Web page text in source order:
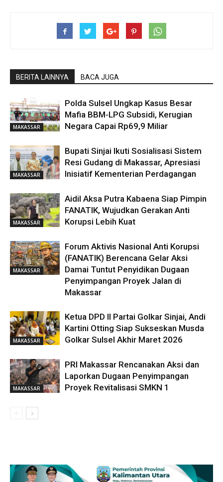
BERITA LAINNYA BACA JUGA
MAKASSAR
Polda Sulsel Ungkap Kasus Besar
Mafia BBM-LPG Subsidi, Kerugian
Negara Capai Rp69,9 Miliar
MAKASSAR
Bupati Sinjai Ikuti Sosialisasi Sistem
Resi Gudang di Makassar, Apresiasi
Inisiatif Kementerian Perdagangan
MAKASSAR
Aidil Aksa Putra Kabaena Siap Pimpin
FANATIK, Wujudkan Gerakan Anti
Korupsi Lebih Kuat
MAKASSAR
Forum Aktivis Nasional Anti Korupsi
(FANATIK) Berencana Gelar Aksi
Damai Tuntut Penyidikan Dugaan
Penyimpangan Proyek Jalan di
Makassar
MAKASSAR
Ketua DPD II Partai Golkar Sinjai, Andi
Kartini Otting Siap Sukseskan Musda
Golkar Sulsel Akhir Maret 2026
MAKASSAR
PRI Makassar Rencanakan Aksi dan
Laporkan Dugaan Penyimpangan
Proyek Revitalisasi SMKN 1